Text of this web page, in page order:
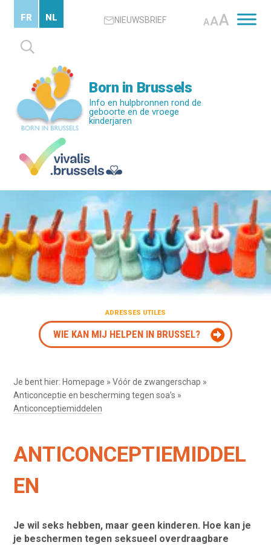
content
NIEUWSBRIEF AAA
Zoeken
naar:
FR NL
Born in Brussels
Info en hulpbronnen rond de
geboorte en de vroege
kinderjaren
ADRESSES UTILES
WIE KAN MIJ HELPEN IN BRUSSEL?
Je bent hier: Homepage »Vóór de zwangerschap »
Anticonceptie en bescherming tegen soa’s »
Anticonceptiemiddelen
ANTICONCEPTIEMIDDEL
EN
Je wil seks hebben, maar geen kinderen. Hoe kan je
je beschermen tegen seksueel overdraagbare